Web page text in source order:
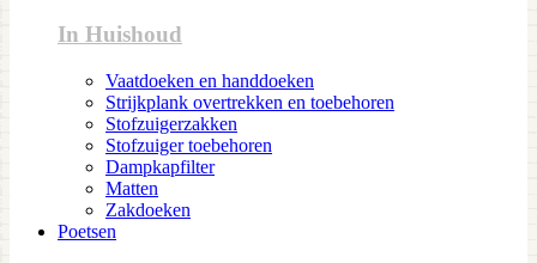
In Huishoud
Vaatdoeken en handdoeken
Strijkplank overtrekken en toebehoren
Stofzuigerzakken
Stofzuiger toebehoren
Dampkapfilter
Matten
Zakdoeken
Poetsen